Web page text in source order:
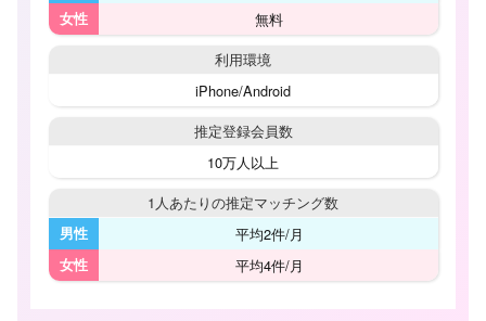
女性
無料
利用環境
iPhone/Android
推定登録会員数
10万人以上
1人あたりの推定マッチング数
男性 平均2件/月
女性 平均4件/月